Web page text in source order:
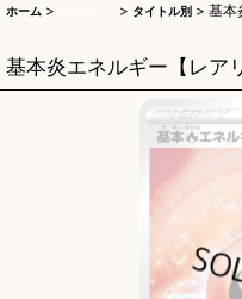
ホーム > > タイトル別 > 基本
基本炎エネルギー【レア